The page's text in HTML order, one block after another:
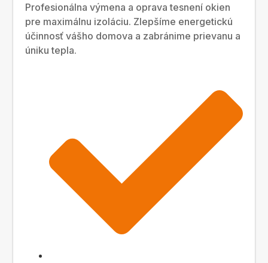
Profesionálna výmena a oprava tesnení okien
pre maximálnu izoláciu. Zlepšíme energetickú
účinnosť vášho domova a zabránime prievanu a
úniku tepla.